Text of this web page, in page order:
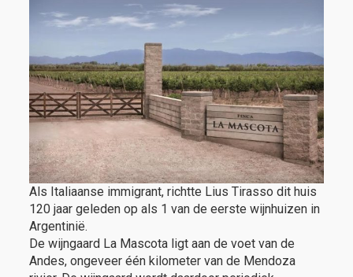
Als Italiaanse immigrant, richtte Lius Tirasso dit huis
120 jaar geleden op als 1 van de eerste wijnhuizen in
Argentinië.
De wijngaard La Mascota ligt aan de voet van de
Andes, ongeveer één kilometer van de Mendoza